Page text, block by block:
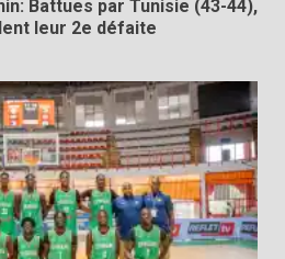
Battues par Tunisie (43-44),
leur 2e défaite